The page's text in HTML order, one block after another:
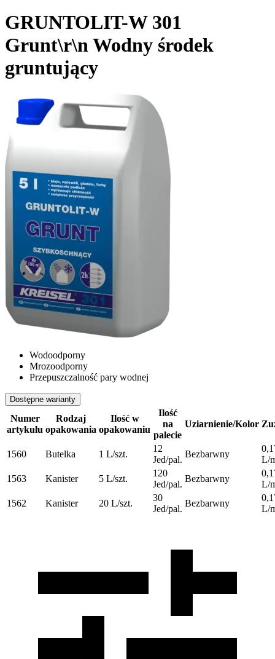
GRUNTOLIT-W 301
Grunt\r\n Wodny środek
gruntujący
Wodoodporny
Mrozoodporny
Przepuszczalność pary wodnej
Dostępne warianty
Numer
artykułu
Rodzaj
opakowania
Ilość w
opakowaniu
Ilość
na
palecie
Uziarnienie/Kolor
1560 Butelka 1 L/szt.
12
Jed/pal.
Bezbarwny
L/
1563
Kanister 5 L/szt.
120
Jed/pal.
Bezbarwny
L/
1562
Kanister 20 L/szt.
30
Jed/pal.
Bezbarwny
L/